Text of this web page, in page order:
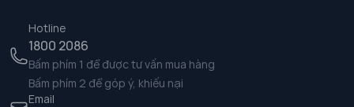
Hotline
1800 2086
Bấm phím 1 để được tư vấn mua hàng
Bấm phím 2 để góp ý, khiếu nại
Email